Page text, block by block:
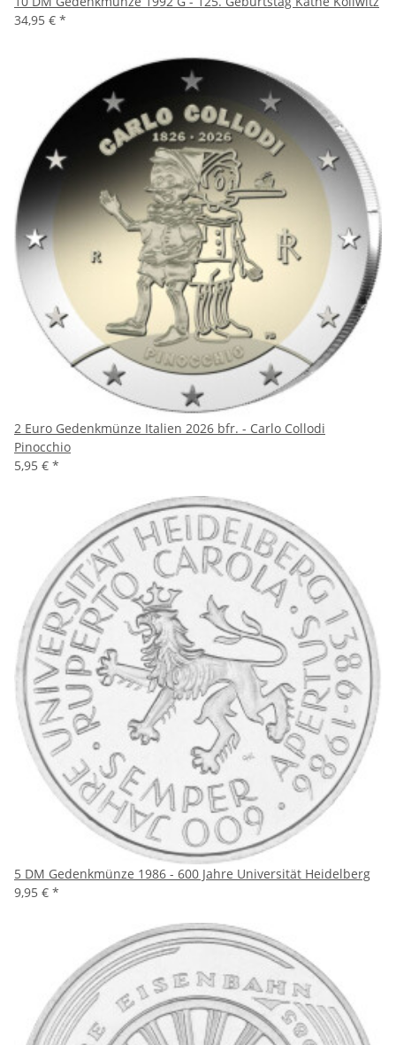
34,95 € *
2 Euro Gedenkmünze Italien 2026 bfr. - Carlo Collodi
Pinocchio
5,95 € *
5 DM Gedenkmünze 1986 - 600 Jahre Universität Heidelberg
9,95 € *